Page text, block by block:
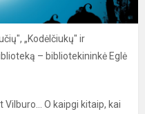
„Kodėlčiukų" ir
– bibliotekininkė Eglė
Vilburo... O kaipgi kitaip, kai